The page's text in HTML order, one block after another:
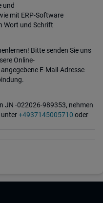
und
mit ERP-Software
Wort und Schrift
Bitte senden Sie uns
Online-
E-Mail-Adresse
JN -022026-989353, nehmen
unter+4937145005710 oder